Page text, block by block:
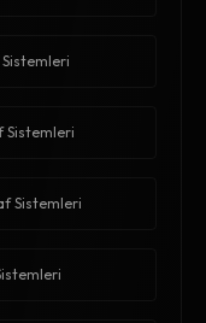
Sistemleri
Sistemleri